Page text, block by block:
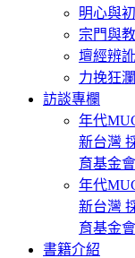
明心與
宗門與
壇經辨訛
力挽狂瀾
訪談專欄
年代
新台灣
育基金
年代
新台灣
育基金
書籍介紹